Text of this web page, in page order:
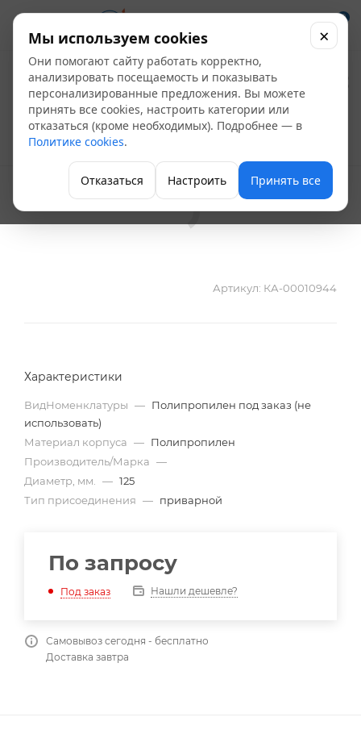
0
Бурт под фланец ПП
Д 125 AntiFire
Полипропиленовые фитинги
Артикул: КА-00010944
Характеристики
ВидНоменклатуры — Полипропилен под заказ (не
использовать)
Материал корпуса — Полипропилен
Производитель/Марка —
Диаметр, мм.
— 125
Тип присоединения — приварной
По запросу
Под заказ Нашли дешевле?
Самовывоз сегодня - бесплатно
Доставка завтра
Мы используем cookies
Они помогают сайту работать корректно,
анализировать посещаемость и показывать
персонализированные предложения. Вы можете
принять все cookies, настроить категории или
отказаться (кроме необходимых). Подробнее — в
Политике cookies.
Отказаться Настроить Принять все
×